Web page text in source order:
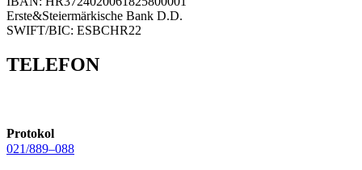
Erste&Steiermärkische Bank D.D.
SWIFT/BIC: ESBCHR22
TELEFON
Protokol
021/889–088